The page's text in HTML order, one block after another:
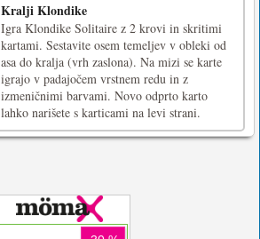
Kralji Klondike
Igra Klondike Solitaire z 2 krovi in skritimi
kartami. Sestavite osem temeljev v obleki od
asa do kralja (vrh zaslona). Na mizi se karte
igrajo v padajočem vrstnem redu in z
izmeničnimi barvami. Novo odprto karto
lahko narišete s karticami na levi strani.